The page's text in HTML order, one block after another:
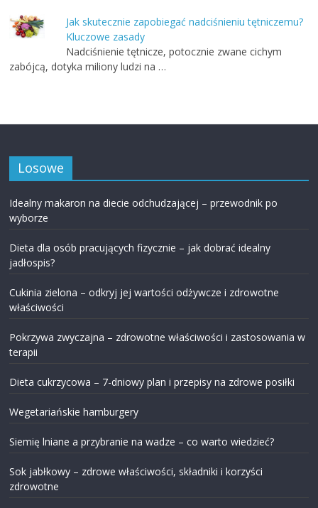
Jak skutecznie zapobiegać nadciśnieniu tętniczemu?
Kluczowe zasady
Nadciśnienie tętnicze, potocznie zwane cichym
zabójcą, dotyka miliony ludzi na …
Losowe
Idealny makaron na diecie odchudzającej – przewodnik po
wyborze
Dieta dla osób pracujących fizycznie – jak dobrać idealny
jadłospis?
Cukinia zielona – odkryj jej wartości odżywcze i zdrowotne
właściwości
Pokrzywa zwyczajna – zdrowotne właściwości i zastosowania w
terapii
Dieta cukrzycowa – 7-dniowy plan i przepisy na zdrowe posiłki
Wegetariańskie hamburgery
Siemię lniane a przybranie na wadze – co warto wiedzieć?
Sok jabłkowy – zdrowe właściwości, składniki i korzyści
zdrowotne